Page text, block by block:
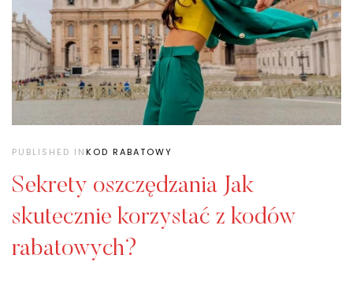
PUBLISHED INKOD RABATOWY
Sekrety oszczędzania Jak
skutecznie korzystać z kodów
rabatowych?